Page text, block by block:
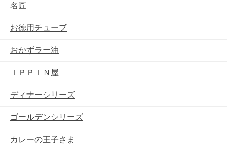
名匠
お徳用チューブ
おかずラー油
ＩＰＰＩＮ屋
ディナーシリーズ
ゴールデンシリーズ
カレーの王子さま